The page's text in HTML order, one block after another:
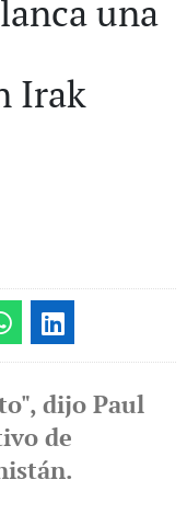
una
Irak
dijo Paul
de